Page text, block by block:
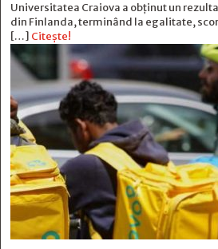
Universitatea Craiova a obținut un
din Finlanda, terminând la egalitate, scor
[…] Citește!